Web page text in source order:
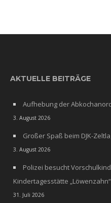
AKTUELLE BEITRÄGE
Aufhebung der
3. August 2026
Großer Spaß beim DJK-
3. August 2026
Polizei besucht
Kindertagesstätte „Löwenzahn“
31. Juli 2026